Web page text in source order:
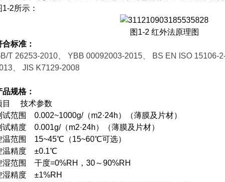
1-2所示：
图1-2 红外法原理图
合标准：
T 26253-2010 、 YBB 00092003-2015、 BS EN ISO 15106-
、 JIS K7129-2008
品规格：
目 技术参数
试范围 0.002~1000g/（m2·24h）（薄膜及片材）
试精度 0.001g/（m2·24h）（薄膜及片材）
温范围 15~45℃（15~60℃可选）
温精度 ±0.1℃
湿范围 干度=0%RH，30～90%RH
湿精度 ±1%RH